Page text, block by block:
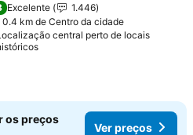
Excelente
1.446
0.4 km de Centro da cidade
central perto de locais
os preços
Ver preços